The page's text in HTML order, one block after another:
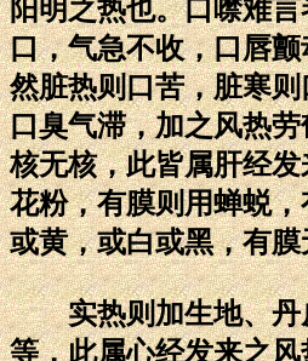
阳明之热也。口噤难
口，气急不收，口唇
然脏热则口苦，脏寒
口臭气滞，加之风热
核无核，此皆属肝经
花粉，有膜则用蝉蜕
或黄，或白或黑，有
实热则加生地、丹皮
等，此属心经发来之